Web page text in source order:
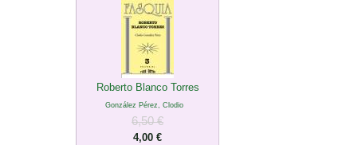
Roberto Blanco Torres
González Pérez, Clodio
6,50 €
4,00 €